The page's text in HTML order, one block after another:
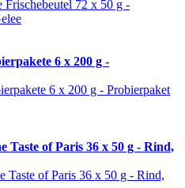
6 x 200 g -
Taste of Paris 36 x 50 g - Rind,